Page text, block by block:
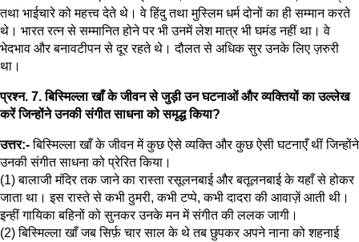
तथा भाईचारे को महत्त्व देते थे। वे हिंदु तथा मुस्लिम धर्म दोनों का ही सम्मान करते
थे। भारत रत्न से सम्मानित होने पर भी उनमें लेश मात्र भी घमंड नहीं था। वे
भेदभाव और बनावटीपन से दूर रहते थे। दौलत से अधिक सुर उनके लिए ज़रुरी
था।
प्रश्न. 7. बिस्मिल्ला खाँ के जीवन से जुड़ी उन घटनाओं और व्यक्तियों का उल्लेख
करें जिन्होंने उनकी संगीत साधना को समृद्ध किया?
उत्तर:-बिस्मिल्ला खाँ के जीवन में कुछ ऐसे व्यक्ति और कुछ ऐसी घटनाएँ थीं जिन्होंने
उनकी संगीत साधना को प्रेरित किया।
(1) बालाजी मंदिर तक जाने का रास्ता रसूलनबाई और बतूलनबाई के यहाँ से होकर
जाता था। इस रास्ते से कभी ठुमरी, कभी टप्पे, कभी दादरा की आवाज़ें आती थी।
इन्हीं गायिका बहिनों को सुनकर उनके मन में संगीत की ललक जागी।
(2) बिस्मिल्ला खाँ जब सिर्फ़ चार साल के थे तब छुपकर अपने नाना को शहनाई